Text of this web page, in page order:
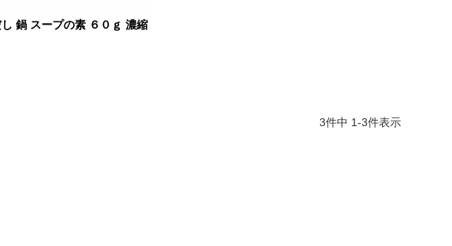
鍋 スープの素 ６０ｇ 濃縮
3件中 1-3件表示